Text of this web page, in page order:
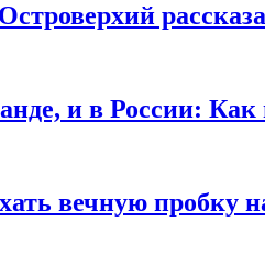
и в России:
вечную пробку